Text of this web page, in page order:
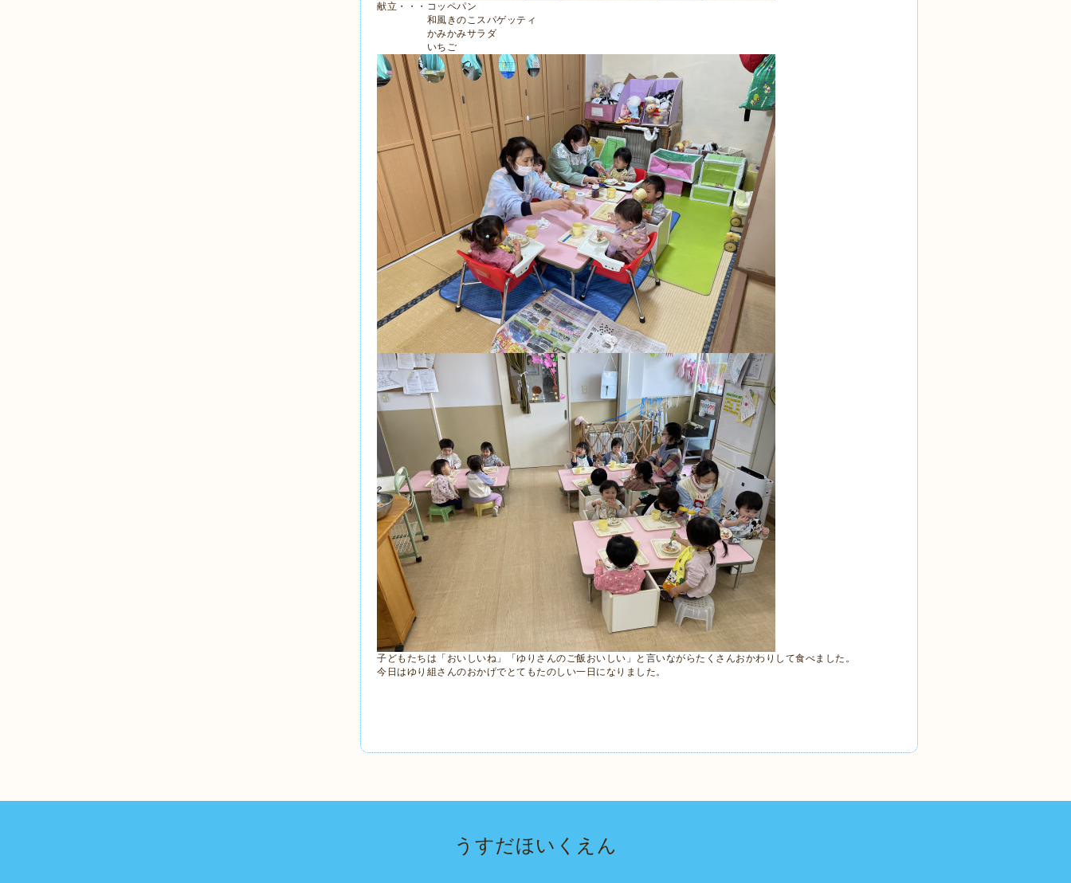
献立・・・コッペパン
和風きのこスパゲッティ
かみかみサラダ
いちご
子どもたちは「おいしいね」「ゆりさんのご飯おいしい」と言いながらたくさんおかわりして食べました。
今日はゆり組さんのおかげでとてもたのしい一日になりました。
うすだほいくえん